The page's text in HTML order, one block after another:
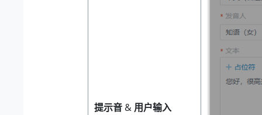
提示音 & 用户输入